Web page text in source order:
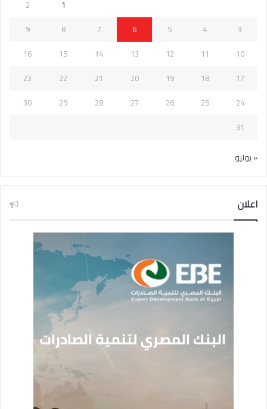
1
2
3
4
5
6
7
8
9
10
11
12
13
14
15
16
17
18
19
20
21
22
23
24
25
26
27
28
29
30
31
« يوليو
اعلان